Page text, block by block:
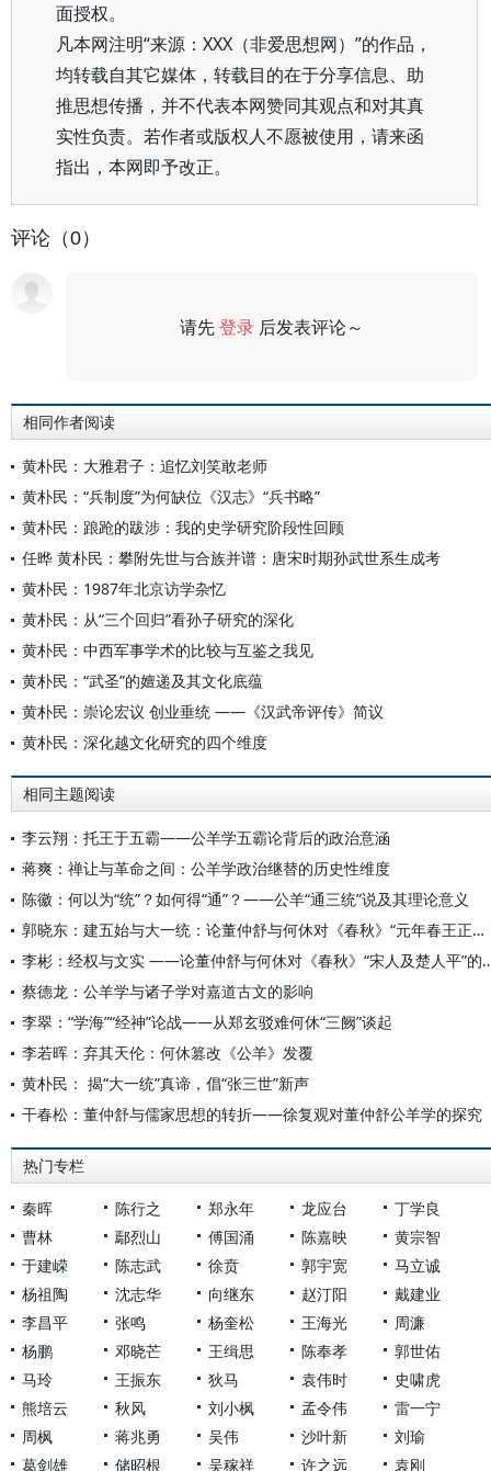
面授权。
凡本网注明“来源：XXX（非爱思想网）”的作品，
均转载自其它媒体，转载目的在于分享信息、助
推思想传播，并不代表本网赞同其观点和对其真
实性负责。若作者或版权人不愿被使用，请来函
指出，本网即予改正。
评论（0）
请先登录 后发表评论～
相同作者阅读
黄朴民：大雅君子：追忆刘笑敢老师
黄朴民：“兵制度”为何缺位《汉志》“兵书略”
黄朴民：踉跄的跋涉：我的史学研究阶段性回顾
任晔 黄朴民：攀附先世与合族并谱：唐宋时期孙武世系生成考
黄朴民：1987年北京访学杂忆
黄朴民：从“三个回归”看孙子研究的深化
黄朴民：中西军事学术的比较与互鉴之我见
黄朴民：“武圣”的嬗递及其文化底蕴
黄朴民：崇论宏议 创业垂统 ——《汉武帝评传》简议
黄朴民：深化越文化研究的四个维度
相同主题阅读
李云翔：托王于五霸——公羊学五霸论背后的政治意涵
蒋爽：禅让与革命之间：公羊学政治继替的历史性维度
陈徽：何以为“统”？如何得“通”？——公羊“通三统”说及其理论意义
郭晓东：建五始与大一统：论董仲舒与何休对《春秋》“元年春王正月”的注释
李彬：经权与文实 ——论董仲舒
蔡德龙：公羊学与诸子学对嘉道古文的影响
李翠：“学海”“经神”论战——从郑玄驳难何休“三阙”谈起
李若晖：弃其天伦：何休篡改《公羊》发覆
黄朴民： 揭“大一统”真谛，倡“张三世”新声
干春松：董仲舒与儒家思想的转折——徐复观对董仲舒公羊学的探究
热门专栏
秦晖 陈行之 郑永年 龙应台
丁学良
曹林
鄢烈山 傅国涌 陈嘉映
黄宗智
于建嵘
陈志武 徐贲 郭宇宽
马立诚
杨祖陶
沈志华 向继东 赵汀阳
戴建业
李昌平
张鸣 杨奎松 王海光
周濂
杨鹏
邓晓芒 王缉思 陈奉孝
郭世佑
马玲
王振东 狄马 袁伟时
史啸虎
熊培云
秋风 刘小枫 孟令伟
雷一宁
周枫
蒋兆勇 吴伟 沙叶新
刘瑜
葛剑雄
储昭根 吴稼祥 许之远 袁刚